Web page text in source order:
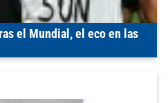
el Mundial, el eco en las